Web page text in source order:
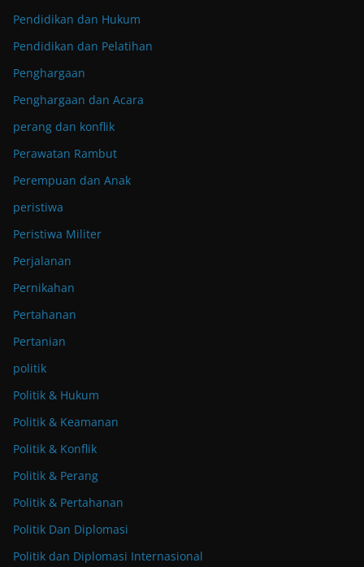
Pendidikan dan Hukum
Pendidikan dan Pelatihan
Penghargaan
Penghargaan dan Acara
perang dan konflik
Perawatan Rambut
Perempuan dan Anak
peristiwa
Peristiwa Militer
Perjalanan
Pernikahan
Pertahanan
Pertanian
politik
Politik & Hukum
Politik & Keamanan
Politik & Konflik
Politik & Perang
Politik & Pertahanan
Politik Dan Diplomasi
Politik dan Diplomasi Internasional